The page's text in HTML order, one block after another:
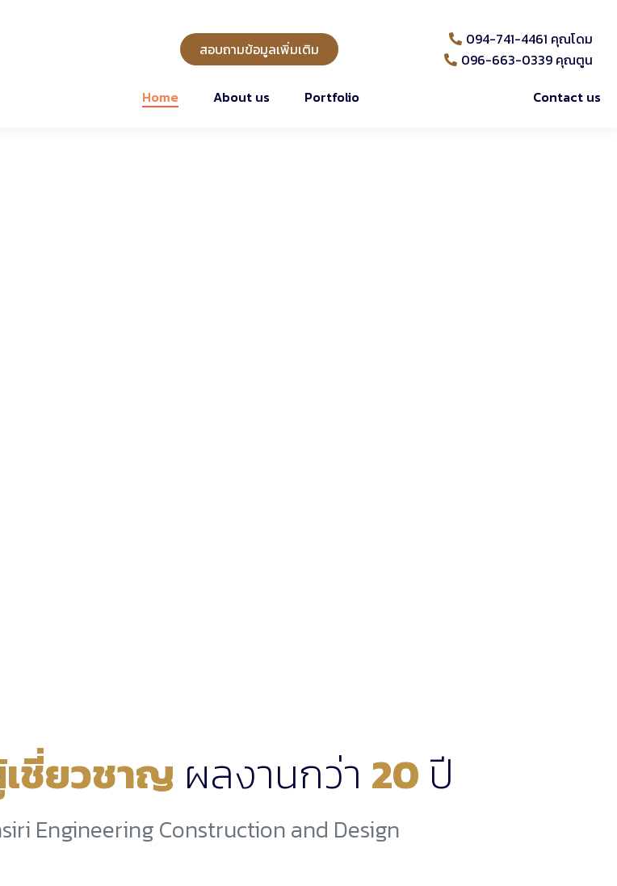
สอบถามข้อมูลเพิ่มเติม
094-741-4461 คุณโดม
096-663-0339 คุณตูน
Home
About us Portfolio Contact us
ชี่ยวชาญ ผลงานกว่า 20 ปี
Engineering Construction and Design